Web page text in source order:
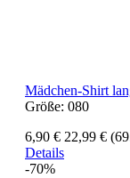
Mädchen-Shirt
Größe: 080
6,90 € 22,99 €
Details
-70%